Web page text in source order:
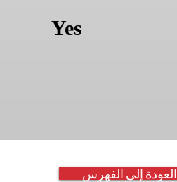
Yes
العودة إلى الفهرس